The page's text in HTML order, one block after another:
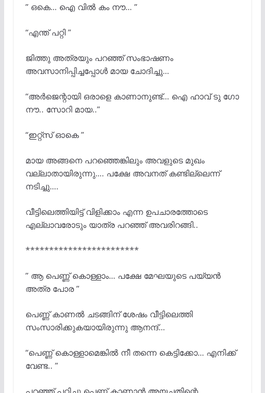
” ഒകെ… ഐ വിൽ കം നൗ… ”
“എന്ത് പറ്റി ”
ജിത്തു അത്രയും പറഞ്ഞ് സംഭാഷണം
അവസാനിപ്പിച്ചപ്പോൾ മായ ചോദിച്ചു…
“അർജെന്റായി ഒരാളെ കാണാനുണ്ട്… ഐ ഹാവ് ടു ഗോ
നൗ.. സോറി മായ..”
“ഇറ്റ്സ് ഓകെ ”
മായ അങ്ങനെ പറഞ്ഞെങ്കിലും അവളുടെ മുഖം
വല്ലാതായിരുന്നു…. പക്ഷേ അവനത് കണ്ടില്ലെന്ന്
നടിച്ചു….
വീട്ടിലെത്തിയിട്ട് വിളിക്കാം എന്ന ഉപചാരത്തോടെ
എല്ലാവരോടും യാത്ര പറഞ്ഞ് അവരിറങ്ങി..
************************
” ആ പെണ്ണ് കൊള്ളാം… പക്ഷേ മേഘയുടെ പയ്യൻ
അത്ര പോര ”
പെണ്ണ് കാണൽ ചടങ്ങിന് ശേഷം വീട്ടിലെത്തി
സംസാരിക്കുകയായിരുന്നു ആനന്ദ്…
“പെണ്ണ് കൊള്ളാമെങ്കിൽ നീ തന്നെ കെട്ടിക്കോ… എനിക്ക്
വേണ്ട.. ”